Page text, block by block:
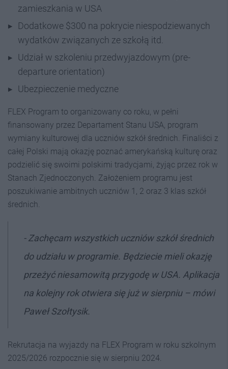
zamieszkania w USA
Dodatkowe $300 na pokrycie niespodziewanych
wydatków związanych ze szkołą itd.
Udział w szkoleniu przedwyjazdowym (pre-
departure orientation)
Ubezpieczenie medyczne
FLEX Program to organizowany co roku, w pełni
finansowany przez Departament Stanu USA, program
wymiany kulturowej dla uczniów szkół średnich. Finaliści z
całej Polski mają okazję poznać amerykańską kulturę oraz
podzielić się swoimi polskimi tradycjami, żyjąc przez rok w
Stanach Zjednoczonych. Założeniem programu jest
poszukiwanie ambitnych uczniów 1, 2 oraz 3 klas szkół
średnich.
- Zachęcam wszystkich uczniów szkół średnich
do udziału w programie. Będziecie mieli okazję
przeżyć niesamowitą przygodę w USA. Aplikacja
na kolejny rok otwiera się już w sierpniu – mówi
Paweł Szołtysik.
Rekrutacja na wyjazdy na FLEX Program w roku szkolnym
2025/2026 rozpocznie się w sierpniu 2024.